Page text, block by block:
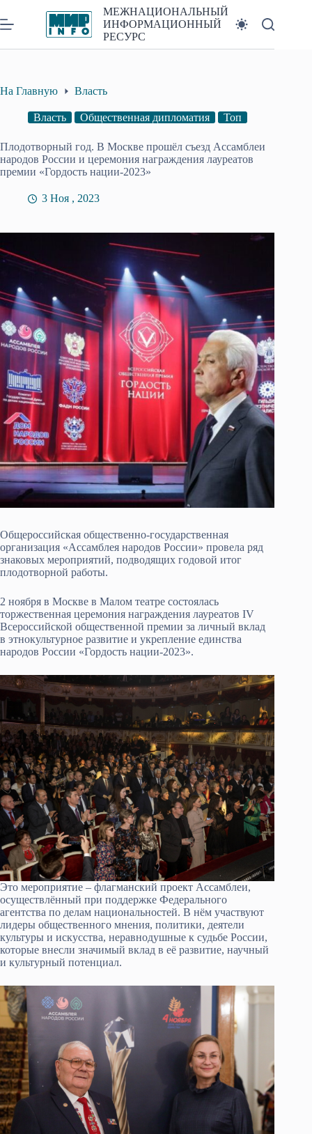
к
сути
МЕЖНАЦИОНАЛЬНЫЙ
ИНФОРМАЦИОННЫЙ
РЕСУРС
На Главную Власть
Власть Общественная дипломатия Топ
Плодотворный год. В Москве прошёл съезд Ассамблеи
народов России и церемония награждения лауреатов
премии «Гордость нации-2023»
3 Ноя , 2023
Общероссийская общественно-государственная
организация «Ассамблея народов России» провела ряд
знаковых мероприятий, подводящих годовой итог
плодотворной работы.
2 ноября в Москве в Малом театре состоялась
торжественная церемония награждения лауреатов IV
Всероссийской общественной премии за личный вклад
в этнокультурное развитие и укрепление единства
народов России «Гордость нации-2023».
Это мероприятие – флагманский проект Ассамблеи,
осуществлённый при поддержке Федерального
агентства по делам национальностей. В нём участвуют
лидеры общественного мнения, политики, деятели
культуры и искусства, неравнодушные к судьбе России,
которые внесли значимый вклад в её развитие, научный
и культурный потенциал.